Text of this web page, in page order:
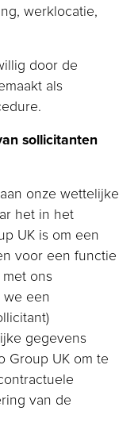
werklocatie,
door de
als
sollicitanten
onze wettelijke
het in het
UK is om een
voor een functie
ons
we een
gegevens
Group UK om te
van de